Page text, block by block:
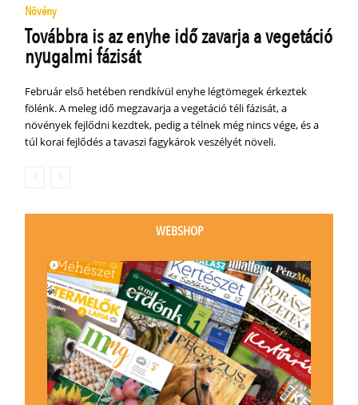
Növény
Továbbra is az enyhe idő zavarja a vegetáció
nyugalmi fázisát
Február első hetében rendkívül enyhe légtömegek érkeztek
fölénk. A meleg idő megzavarja a vegetáció téli fázisát, a
növények fejlődni kezdtek, pedig a télnek még nincs vége, és a
túl korai fejlődés a tavaszi fagykárok veszélyét növeli.
WEBSHOP